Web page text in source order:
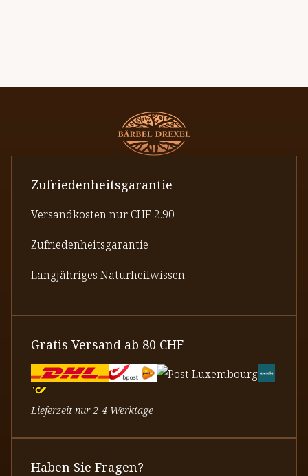
Zufriedenheitsgarantie
Versandkosten nur CHF 2.90
Zufriedenheitsgarantie
Langjähriges Naturheilwissen
Gratis Versand ab 80 CHF
Lieferzeit nur 2-4 Werktage
Haben Sie Fragen?